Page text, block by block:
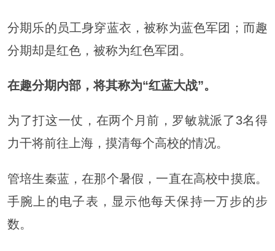
分期乐的员工身穿蓝衣，被称为蓝色军团；而趣
分期却是红色，被称为红色军团。
在趣分期内部，将其称为“红蓝大战”。
为了打这一仗，在两个月前，罗敏就派了3名得
力干将前往上海，摸清每个高校的情况。
管培生秦蓝，在那个暑假，一直在高校中摸底。
手腕上的电子表，显示他每天保持一万步的步
数。